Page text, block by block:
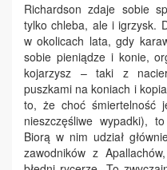
Richardson zdaje sobie
tylko chleba, ale i igrzysk.
w okolicach lata, gdy
sobie pieniądze i konie,
kojarzysz – taki z
puszkami na koniach i
to, że choć śmiertelność
nieszczęśliwe wypadki),
Biorą w nim udział
zawodników z